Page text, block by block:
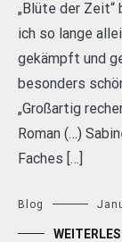
„Blüte der
ich so lange
gekämpft und
besonders
„Großartig
Roman (…)
Faches […]
Blog